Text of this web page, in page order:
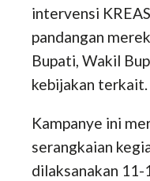
intervensi
pandangan
Bupati, Wakil
kebijakan terkait.
Kampanye ini
serangkaian
dilaksanakan